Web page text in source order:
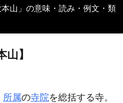
本山」の意味・読み・例文・類
】
所属の寺院を総括する寺。